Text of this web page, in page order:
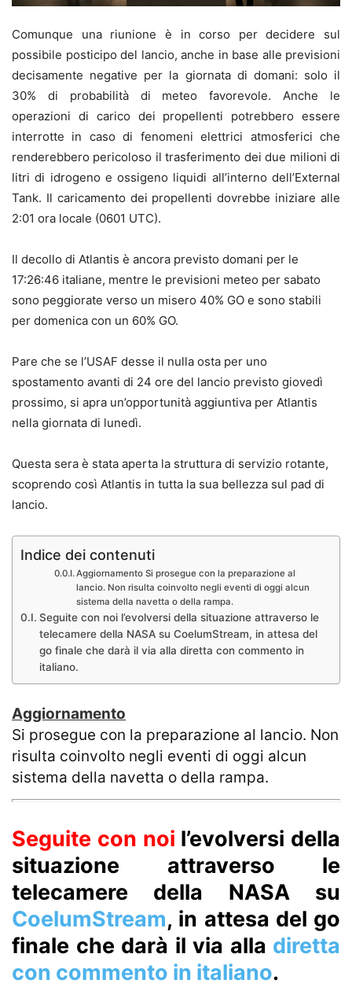
Comunque una riunione è in corso per decidere sul
possibile posticipo del lancio, anche in base alle previsioni
decisamente negative per la giornata di domani: solo il
30% di probabilità di meteo favorevole. Anche le
operazioni di carico dei propellenti potrebbero essere
interrotte in caso di fenomeni elettrici atmosferici che
renderebbero pericoloso il trasferimento dei due milioni di
litri di idrogeno e ossigeno liquidi all’interno dell’External
Tank. Il caricamento dei propellenti dovrebbe iniziare alle
2:01 ora locale (0601 UTC).
Il decollo di Atlantis è ancora previsto domani per le
17:26:46 italiane, mentre le previsioni meteo per sabato
sono peggiorate verso un misero 40% GO e sono stabili
per domenica con un 60% GO.
Pare che se l’USAF desse il nulla osta per uno
spostamento avanti di 24 ore del lancio previsto giovedì
prossimo, si apra un’opportunità aggiuntiva per Atlantis
nella giornata di lunedì.
Questa sera è stata aperta la struttura di servizio rotante,
scoprendo così Atlantis in tutta la sua bellezza sul pad di
lancio.
Indice dei contenuti
Aggiornamento Si prosegue con la preparazione al
lancio. Non risulta coinvolto negli eventi di oggi alcun
sistema della navetta o della rampa.
Seguite con noi l’evolversi della situazione attraverso le
telecamere della NASA su CoelumStream, in attesa del
go finale che darà il via alla diretta con commento in
italiano.
Aggiornamento
Si prosegue con la preparazione al lancio. Non
risulta coinvolto negli eventi di oggi alcun
sistema della navetta o della rampa.
Seguite con noi l’evolversi della
situazione attraverso le
telecamere della NASA su
CoelumStream, in attesa del go
finale che darà il via alla diretta
con commento in italiano.